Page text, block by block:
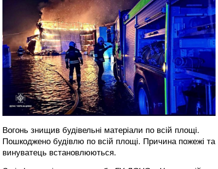
Вогонь знищив будівельні матеріали по всій площі.
Пошкоджено будівлю по всій площі. Причина пожежі та
винуватець встановлюються.